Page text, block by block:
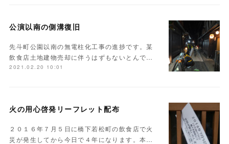
公演以南の側溝復旧
先斗町公園以南の無電柱化工事の進捗です。某
飲食店土地建物売却に伴うはずもないとんで…
2021.02.20 10:01
火の用心啓発リーフレット配布
２０１６年７月５日に橋下若松町の飲食店で火
災が発生してから今日で４年になります。本…